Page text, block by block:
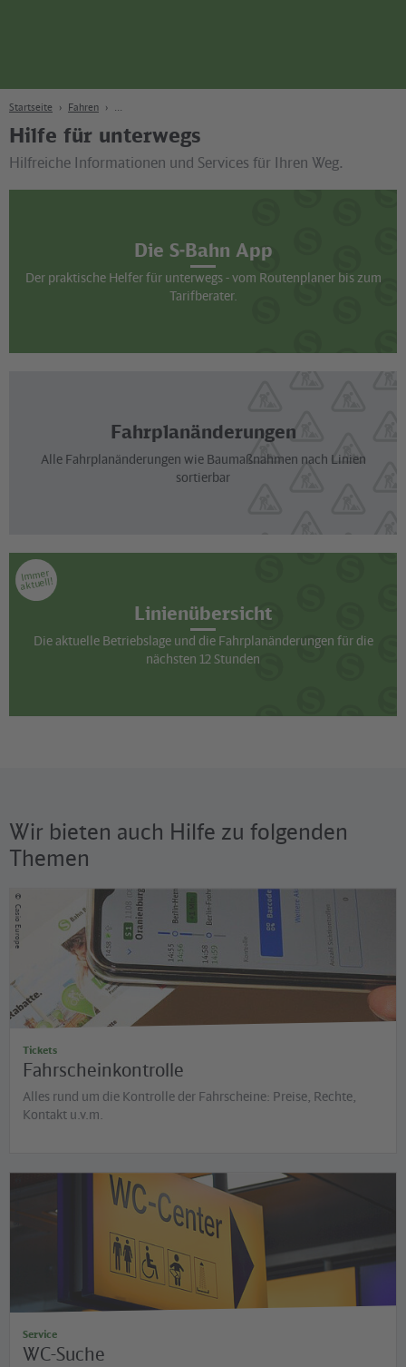
Startseite Fahren
Hilfe für unterwegs
Hilfreiche Informationen und Services für Ihren Weg.
Die S-Bahn App
Der praktische Helfer für unterwegs - vom Routenplaner bis zum
Tarifberater.
Fahrplanänderungen
Alle Fahrplanänderungen wie Baumaßnahmen nach Linien
sortierbar
Linienübersicht
Die aktuelle Betriebslage und die Fahrplanänderungen für die
nächsten 12 Stunden
Immer
aktuell!
Wir bieten auch Hilfe zu folgenden
Themen
©
Casio Europe
Tickets
Fahrscheinkontrolle
Alles rund um die Kontrolle der Fahrscheine: Preise, Rechte,
Kontakt u.v.m.
Service
WC-Suche